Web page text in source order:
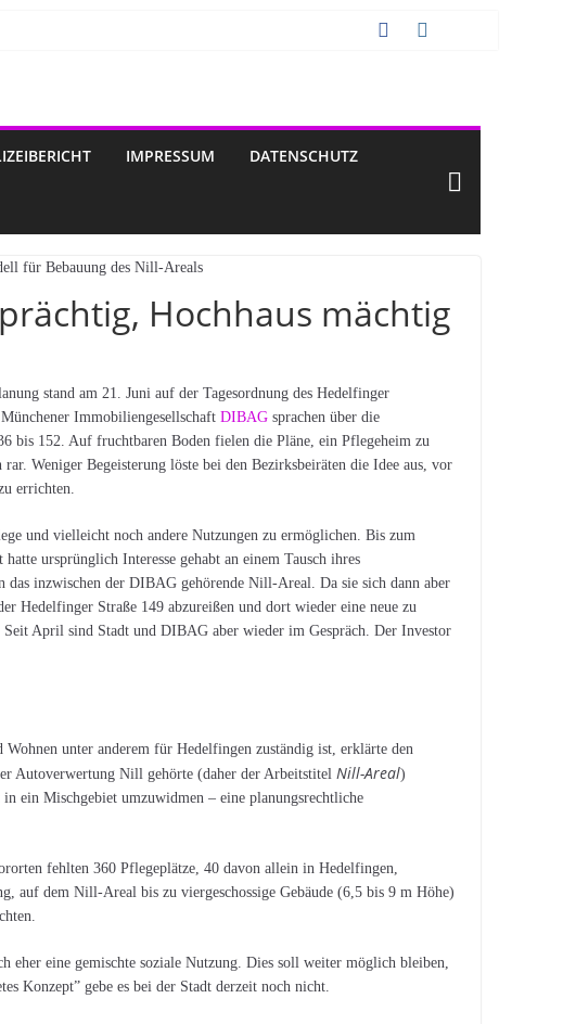
IMPRESSUM DATENSCHUTZ
Hochhaus mächtig
stand am 21. Juni auf der Tagesordnung des Hedelfinger
ImmobiliengesellschaftDIBAG sprachen über die
bis 152. Auf fruchtbaren Boden fielen die Pläne, ein Pflegeheim zu
Weniger Begeisterung löste bei den Bezirksbeiräten die Idee aus, vor
errichten.
und vielleicht noch andere Nutzungen zu ermöglichen. Bis zum
ursprünglich Interesse gehabt an einem Tausch ihres
das inzwischen der DIBAG gehörende Nill-Areal. Da sie sich dann aber
Hedelfinger Straße 149 abzureißen und dort wieder eine neue zu
Seit April sind Stadt und DIBAG aber wieder im Gespräch. Der Investor
unter anderem für Hedelfingen zuständig ist, erklärte den
Autoverwertung Nill gehörte (daher der ArbeitstitelNill-Areal)
ein Mischgebiet umzuwidmen – eine planungsrechtliche
fehlten 360 Pflegeplätze, 40 davon allein in Hedelfingen,
auf dem Nill-Areal bis zu viergeschossige Gebäude (6,5 bis 9 m Höhe)
eher eine gemischte soziale Nutzung. Dies soll weiter möglich bleiben,
Konzept” gebe es bei der Stadt derzeit noch nicht.